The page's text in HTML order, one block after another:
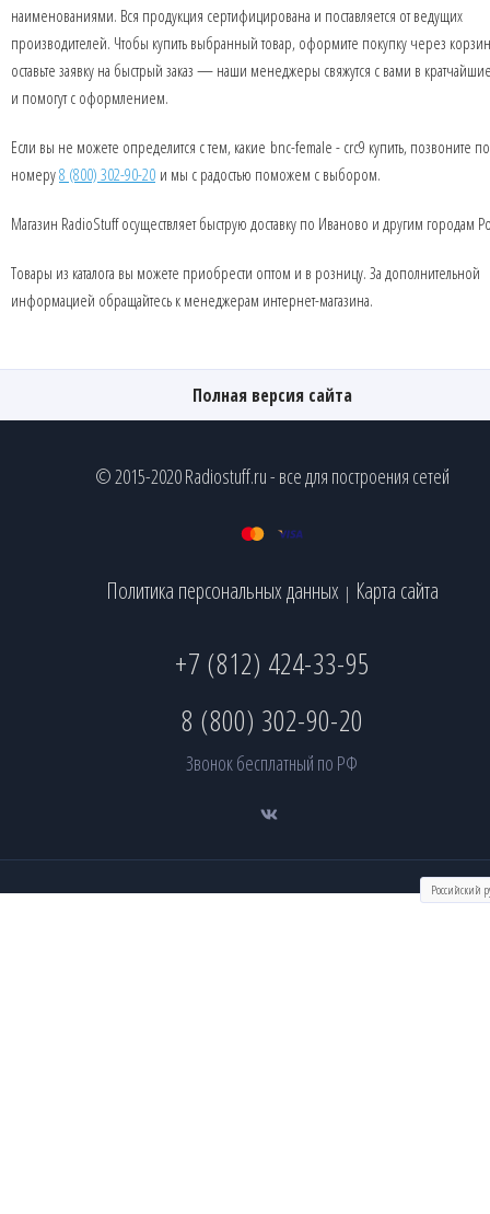
наименованиями. Вся продукция сертифицирована и поставляется от ведущих
производителей. Чтобы купить выбранный товар, оформите покупку через
оставьте заявку на быстрый заказ — наши менеджеры свяжутся с вами в
и помогут с оформлением.
Если вы не можете определится с тем, какие bnc-female - crc9 купить, позвоните по
номеру8 (800) 302-90-20 и мы с радостью поможем с выбором.
Магазин RadioStuff осуществляет быструю доставку по Иваново и другим городам
Товары из каталога вы можете приобрести оптом и в розницу. За дополнительной
информацией обращайтесь к менеджерам интернет-магазина.
Полная версия сайта
© 2015-2020 Radiostuff.ru - все для построения сетей
Политика персональных данных | Карта сайта
+7 (812) 424-33-95
8 (800) 302-90-20
Звонок бесплатный по РФ